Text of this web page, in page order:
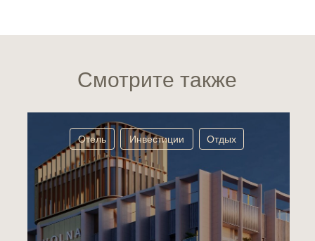
Отдых
Инвестиции
Отель
Смотрите также